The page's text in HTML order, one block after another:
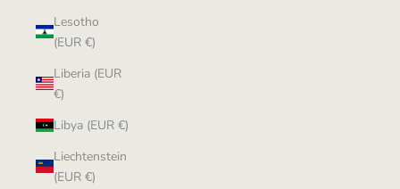
Lesotho
(EUR €)
Liberia (EUR
€)
Libya (EUR €)
Liechtenstein
(EUR €)